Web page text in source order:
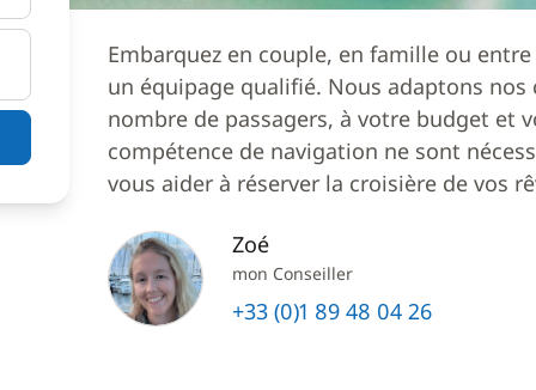
Embarquez en couple, en famille ou
un équipage qualifié. Nous adaptons
nombre de passagers, à votre budget et
compétence de navigation ne sont
vous aider à réserver la croisière de vos
Zoé
mon Conseiller
+33 (0)1 89 48 04 26